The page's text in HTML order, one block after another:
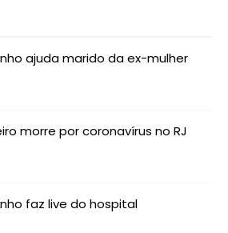
ajuda marido da ex-mulher
morre por coronavírus no RJ
faz live do hospital